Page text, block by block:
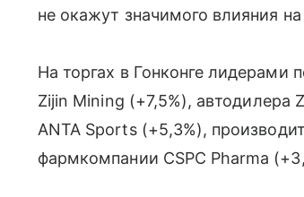
не окажут значимого влияния на
На торгах в Гонконге
Zijin Mining (+7,5%), автодилера
ANTA Sports (+5,3%),
фармкомпании CSPC Pharma